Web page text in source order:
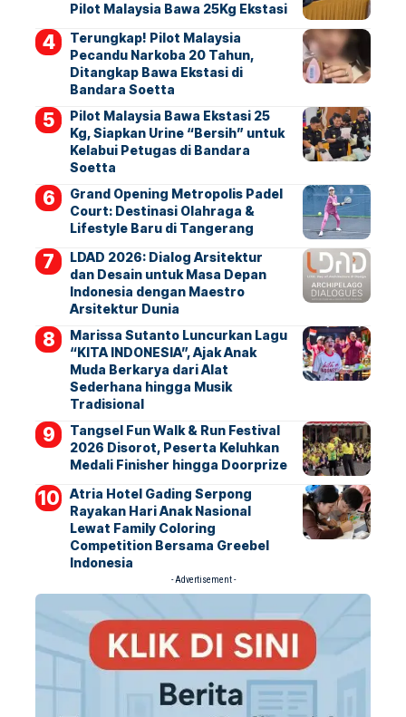
Pilot Malaysia Bawa 25Kg Ekstasi
Terungkap! Pilot Malaysia
Pecandu Narkoba 20 Tahun,
Ditangkap Bawa Ekstasi di
Bandara Soetta
Pilot Malaysia Bawa Ekstasi 25
Kg, Siapkan Urine “Bersih” untuk
Kelabui Petugas di Bandara
Soetta
Grand Opening Metropolis Padel
Court: Destinasi Olahraga &
Lifestyle Baru di Tangerang
LDAD 2026: Dialog Arsitektur
dan Desain untuk Masa Depan
Indonesia dengan Maestro
Arsitektur Dunia
Marissa Sutanto Luncurkan Lagu
“KITA INDONESIA”, Ajak Anak
Muda Berkarya dari Alat
Sederhana hingga Musik
Tradisional
Tangsel Fun Walk & Run Festival
2026 Disorot, Peserta Keluhkan
Medali Finisher hingga Doorprize
Atria Hotel Gading Serpong
Rayakan Hari Anak Nasional
Lewat Family Coloring
Competition Bersama Greebel
Indonesia
- Advertisement -